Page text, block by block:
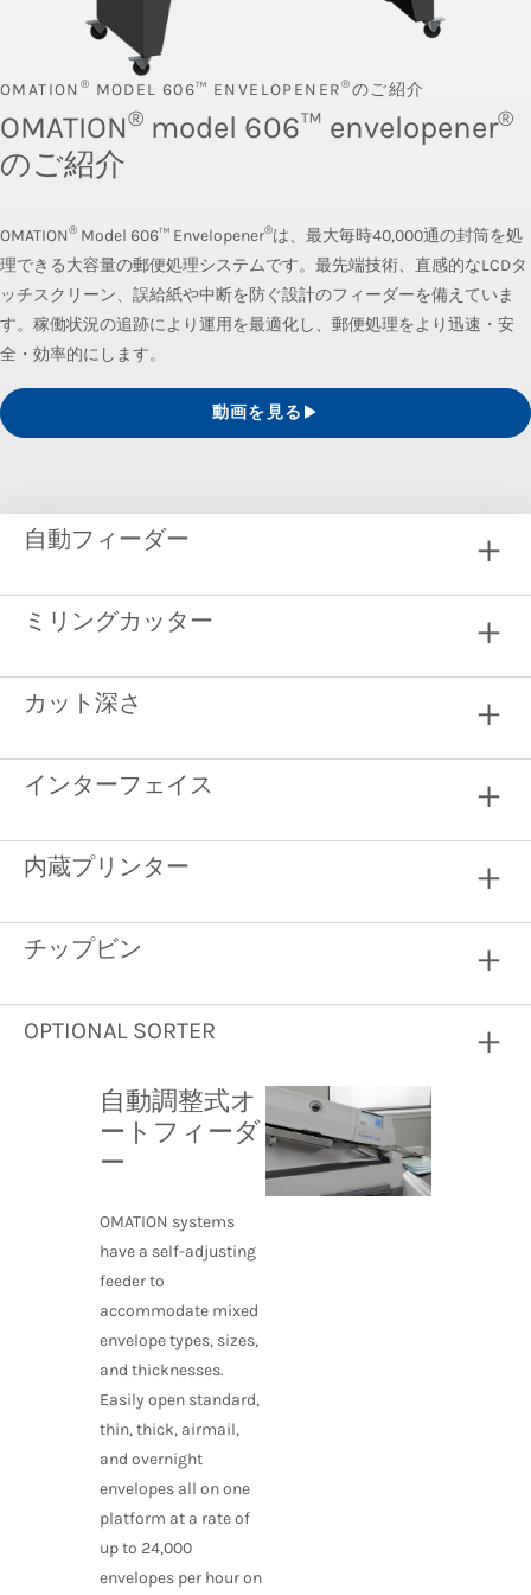
OMATION ® MODEL 606™ ENVELOPENER®のご紹介
OMATION® model 606™ envelopener®
のご紹介
OMATION® Model 606™ Envelopener®は、最大毎時40,000通の封筒を処
理できる大容量の郵便処理システムです。最先端技術、直感的なLCDタ
ッチスクリーン、誤給紙や中断を防ぐ設計のフィーダーを備えていま
す。稼働状況の追跡により運用を最適化し、郵便処理をより迅速・安
全・効率的にします。
動画を見る
自動フィーダー
ミリングカッター
カット深さ
インターフェイス
内蔵プリンター
チップビン
OPTIONAL SORTER
自動調整式オ
ートフィーダ
ー
OMATION systems
have a self-adjusting
feeder to
accommodate mixed
envelope types, sizes,
and thicknesses.
Easily open standard,
thin, thick, airmail,
and overnight
envelopes all on one
platform at a rate of
up to 24,000
envelopes per hour on